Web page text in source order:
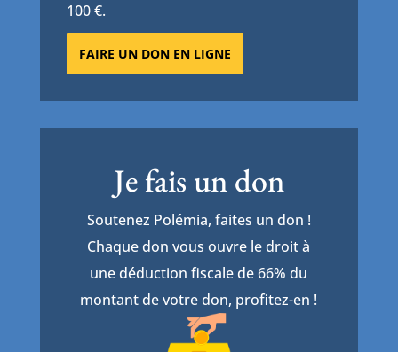
100 €.
FAIRE UN DON EN LIGNE
Je fais un don
Soutenez Polémia, faites un don !
Chaque don vous ouvre le droit à
une déduction fiscale de 66% du
montant de votre don, profitez-en !